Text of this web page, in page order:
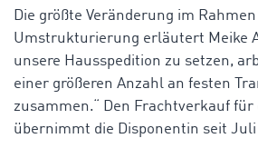
Die größte Veränderung im
Umstrukturierung erläutert Meike
unsere Hausspedition zu setzen,
einer größeren Anzahl an festen
zusammen.“ Den Frachtverkauf
übernimmt die Disponentin seit Juli